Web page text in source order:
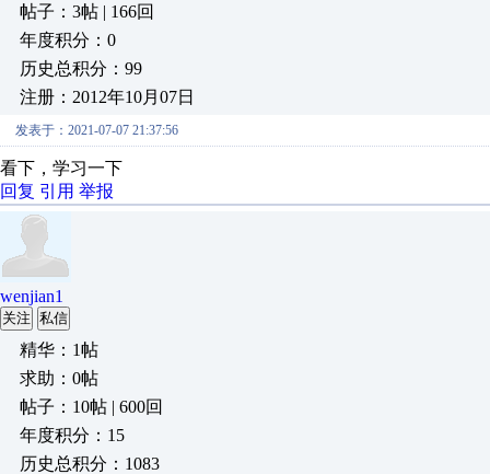
帖子：3帖 | 166回
年度积分：0
历史总积分：99
注册：2012年10月07日
发表于：2021-07-07 21:37:56
看下，学习一下
回复 引用 举报
wenjian1
关注 私信
精华：1帖
求助：0帖
帖子：10帖 | 600回
年度积分：15
历史总积分：1083